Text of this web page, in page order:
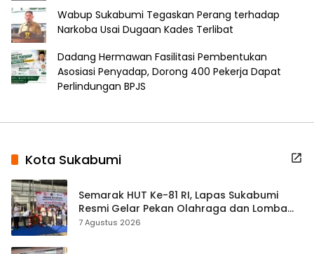
Wabup Sukabumi Tegaskan Perang terhadap
Narkoba Usai Dugaan Kades Terlibat
Dadang Hermawan Fasilitasi Pembentukan
Asosiasi Penyadap, Dorong 400 Pekerja Dapat
Perlindungan BPJS
Kota Sukabumi
Semarak HUT Ke-81 RI, Lapas Sukabumi
Resmi Gelar Pekan Olahraga dan Lomba
Tradisional
7 Agustus 2026